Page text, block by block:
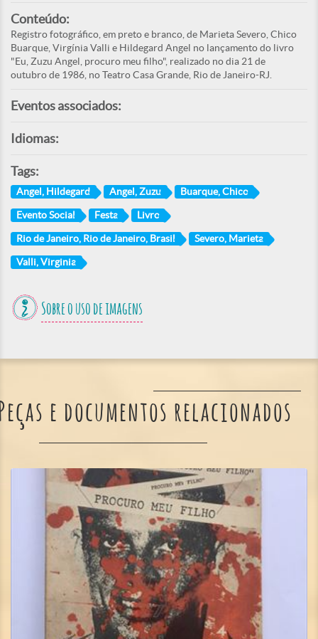
Conteúdo:
Registro fotográfico, em preto e branco, de Marieta Severo, Chico
Buarque, Virgínia Valli e Hildegard Angel no lançamento do livro
"Eu, Zuzu Angel, procuro meu filho", realizado no dia 21 de
outubro de 1986, no Teatro Casa Grande, Rio de Janeiro-RJ.
Eventos associados:
Idiomas:
Tags:
Angel, Hildegard Angel, Zuzu Buarque, Chico
Evento Social Festa Livro
Rio de Janeiro, Rio de Janeiro, Brasil Severo, Marieta
Valli, Virginia
Sobre o uso de imagens
e documentos relacionados